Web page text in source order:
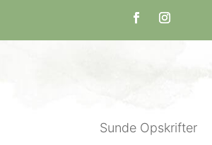
Sunde Opskrifter